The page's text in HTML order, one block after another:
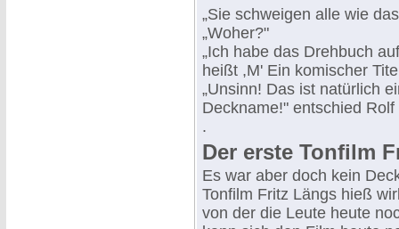
„Sie schweigen alle wie
„Woher?"
„Ich habe das Drehbuch
heißt ,M' Ein komischer
„Unsinn! Das ist natürlich
Deckname!" entschied
.
Der erste Tonfilm
Es war aber doch kein
Tonfilm Fritz Längs hieß
von der die Leute heute